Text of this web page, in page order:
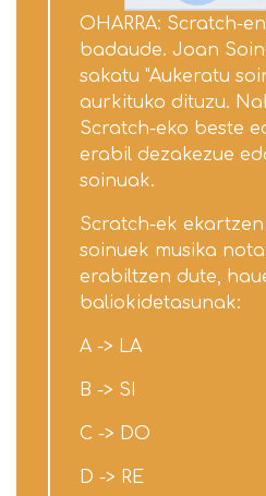
OHARRA: Scratch-
badaude. Joan
sakatu "Aukeratu
aurkituko dituzu.
Scratch-eko beste
erabil dezakezue
soinuak.
Scratch-ek
soinuek musika
erabiltzen dute,
baliokidetasunak:
A -> LA
B -> SI
C -> DO
D -> RE